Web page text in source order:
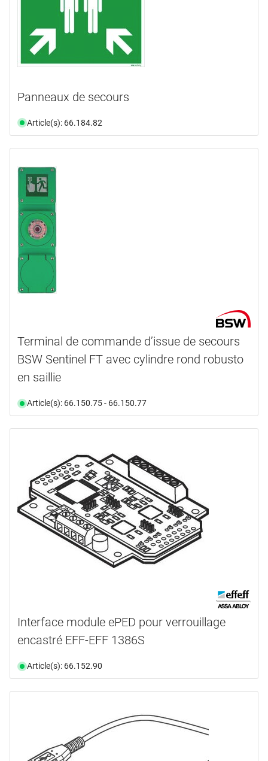
Panneaux de secours
Article(s): 66.184.82
Terminal de commande d’issue de secours
BSW Sentinel FT avec cylindre rond robusto
en saillie
Article(s): 66.150.75 - 66.150.77
Interface module ePED pour verrouillage
encastré EFF-EFF 1386S
Article(s): 66.152.90